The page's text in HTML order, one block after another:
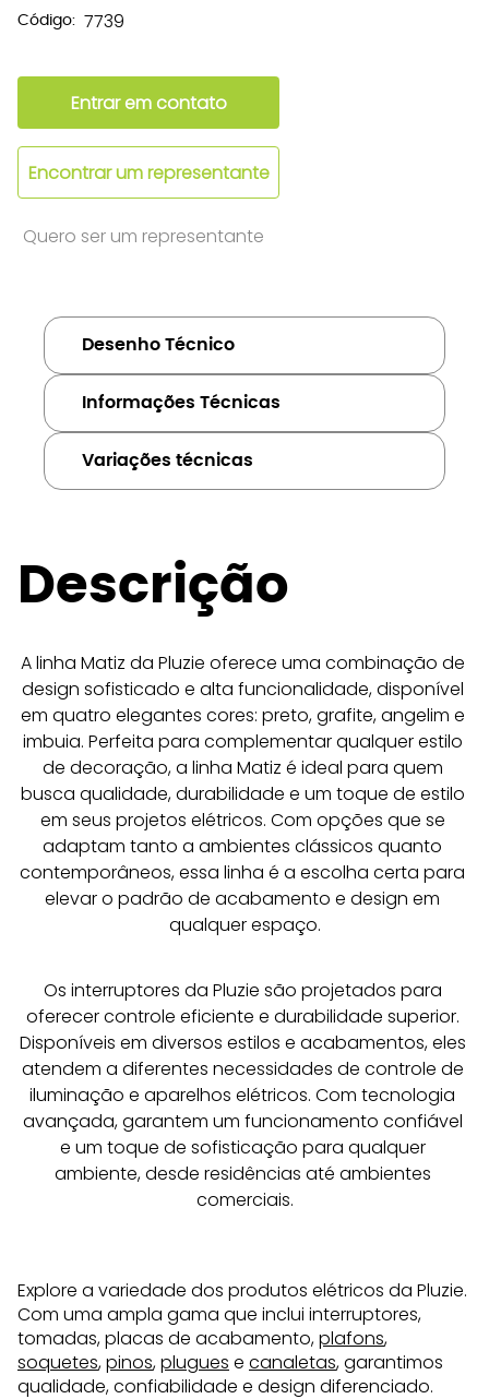
Código: 7739
Entrar em contato
Encontrar um representante
Quero ser um representante
Desenho Técnico
Informações Técnicas
Variações técnicas
Descrição
A linha Matiz da Pluzie oferece uma combinação de
design sofisticado e alta funcionalidade, disponível
em quatro elegantes cores: preto, grafite, angelim e
imbuia. Perfeita para complementar qualquer estilo
de decoração, a linha Matiz é ideal para quem
busca qualidade, durabilidade e um toque de estilo
em seus projetos elétricos. Com opções que se
adaptam tanto a ambientes clássicos quanto
contemporâneos, essa linha é a escolha certa para
elevar o padrão de acabamento e design em
qualquer espaço.
Os interruptores da Pluzie são projetados para
oferecer controle eficiente e durabilidade superior.
Disponíveis em diversos estilos e acabamentos, eles
atendem a diferentes necessidades de controle de
iluminação e aparelhos elétricos. Com tecnologia
avançada, garantem um funcionamento confiável
e um toque de sofisticação para qualquer
ambiente, desde residências até ambientes
comerciais.
Explore a variedade dos produtos elétricos da Pluzie.
Com uma ampla gama que inclui interruptores,
tomadas, placas de acabamento,plafons,
soquetes,pinos,plugues e canaletas, garantimos
qualidade, confiabilidade e design diferenciado.